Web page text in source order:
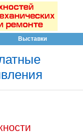
Выставки